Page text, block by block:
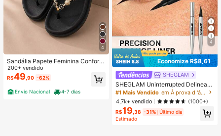
4
Sandália Papete Feminina Confortá
vel Elegante Leve para o Dia a Dia
Tendencia
200+ vendido
R$49 ,90 -62%
Envio Nacional 4-7 dias
4
Economize R$8,61
SHEGLAM
SHEGLAM Uninterrupted Delinead
or LíQuido à Prova D'áGua Kohl Kaj
al Marca De Beleza CosméTicos M
aquiagem Para Mulheres E Menina
s
#1 Mais Vendido
em À prova d 'água Delineadores de longa duração
4,7k+ vendido
(1000+)
R$19,38 -31% Último dia
Estimado